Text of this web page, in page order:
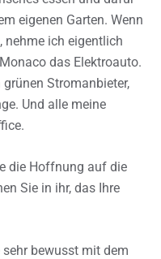
eigenen Garten. Wenn
nehme ich eigentlich
das Elektroauto.
Stromanbieter,
Und alle meine
die Hoffnung auf die
Sie in ihr, das Ihre
bewusst mit dem